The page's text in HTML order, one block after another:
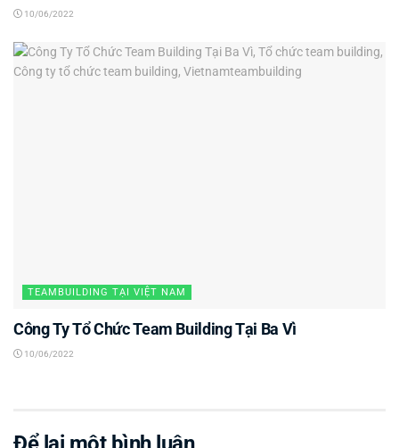
10/06/2022
TEAMBUILDING TẠI VIỆT NAM
Công Ty Tổ Chức Team Building Tại Ba Vì
10/06/2022